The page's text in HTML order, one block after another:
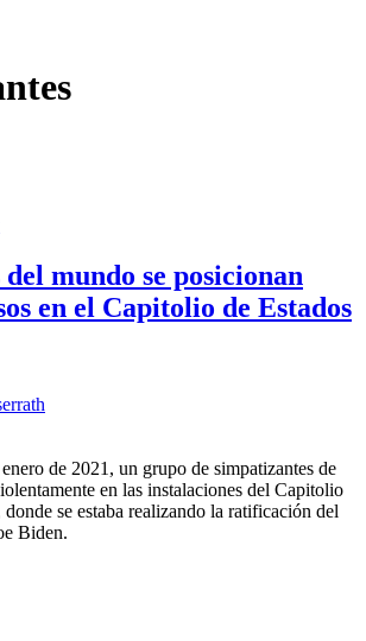
mundo se posicionan
en el Capitolio de Estados
de 2021, un grupo de simpatizantes de
en las instalaciones del Capitolio
se estaba realizando la ratificación del
Biden.